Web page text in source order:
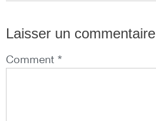
Laisser un commentaire
Comment *